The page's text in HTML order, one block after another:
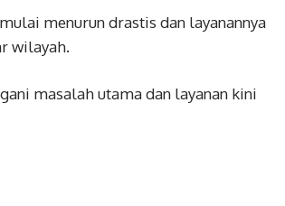
menurun drastis dan layanannya
wilayah.
masalah utama dan layanan kini